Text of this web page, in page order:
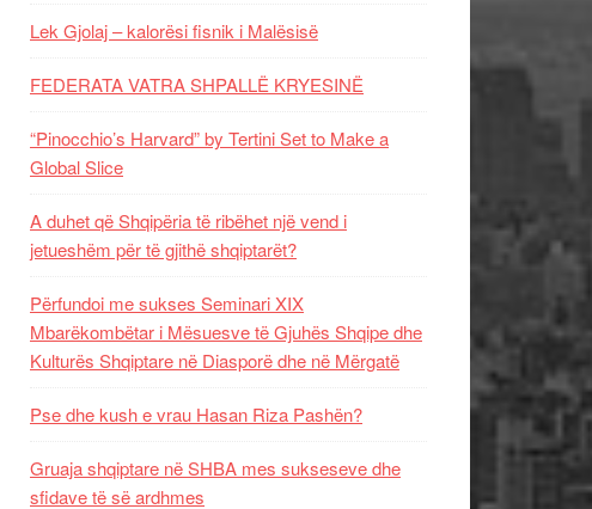
Lek Gjolaj – kalorësi fisnik i Malësisë
FEDERATA VATRA SHPALLË KRYESINË
“Pinocchio’s Harvard” by Tertini Set to Make a
Global Slice
A duhet që Shqipëria të ribëhet një vend i
jetueshëm për të gjithë shqiptarët?
Përfundoi me sukses Seminari XIX
Mbarëkombëtar i Mësuesve të Gjuhës Shqipe dhe
Kulturës Shqiptare në Diasporë dhe në Mërgatë
Pse dhe kush e vrau Hasan Riza Pashën?
Gruaja shqiptare në SHBA mes sukseseve dhe
sfidave të së ardhmes